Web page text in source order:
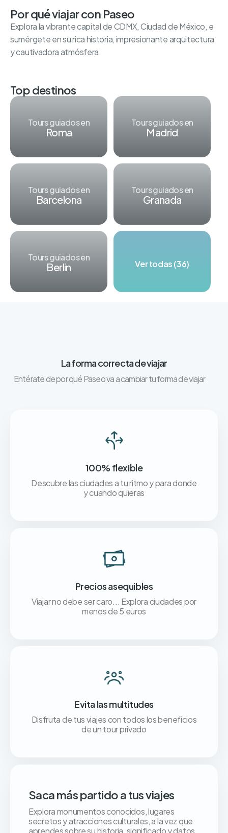
Por qué viajar con Paseo
Explora la vibrante capital de CDMX, Ciudad de México, e
sumérgete en su rica historia, impresionante arquitectura
y cautivadora atmósfera.
Top destinos
Tours guiados en
Roma
Tours guiados en
Madrid
Tours guiados en
Barcelona
Tours guiados en
Granada
Tours guiados en
Berlin Ver todas (36)
La forma correcta de viajar
Entérate de por qué Paseo va a cambiar tu forma de viajar
100% flexible
Descubre las ciudades a tu ritmo y para donde
y cuando quieras
Precios asequibles
Viajar no debe ser caro... Explora ciudades por
menos de 5 euros
Evita las multitudes
Disfruta de tus viajes con todos los beneficios
de un tour privado
Saca más partido a tus viajes
Explora monumentos conocidos, lugares
secretos y atracciones culturales, a la vez que
aprendes sobre su historia, significado y datos